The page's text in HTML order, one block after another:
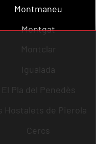
Montmaneu
Montgat
Montclar
Igualada
El Pla del Penedès
Hostalets de Pierola
Cercs